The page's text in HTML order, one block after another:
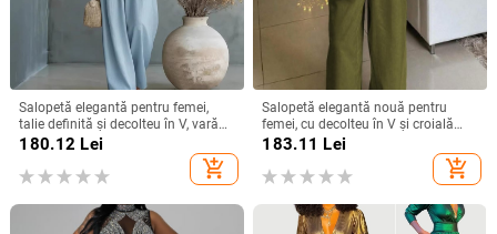
Salopetă elegantă pentru femei,
talie definită și decolteu în V, vară
2026, amestec Tencel
180.12 Lei
add_shopping_cart
Salopetă elegantă nouă pentru
femei, cu decolteu în V și croială
lată, în stil european și american,
183.11 Lei
add_shopping_cart